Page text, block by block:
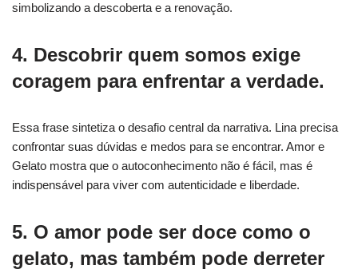
simbolizando a descoberta e a renovação.
4. Descobrir quem somos exige
coragem para enfrentar a verdade.
Essa frase sintetiza o desafio central da narrativa. Lina precisa
confrontar suas dúvidas e medos para se encontrar. Amor e
Gelato mostra que o autoconhecimento não é fácil, mas é
indispensável para viver com autenticidade e liberdade.
5. O amor pode ser doce como o
gelato, mas também pode derreter